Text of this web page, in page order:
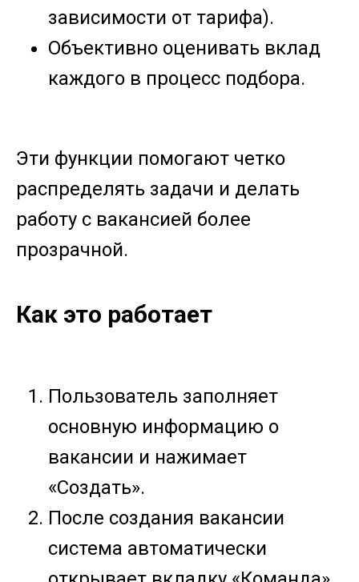
зависимости от тарифа).
Объективно оценивать вклад
каждого в процесс подбора.
Эти функции помогают четко
распределять задачи и делать
работу с вакансией более
прозрачной.
Как это работает
Пользователь заполняет
основную информацию о
вакансии и нажимает
«Создать».
После создания вакансии
система автоматически